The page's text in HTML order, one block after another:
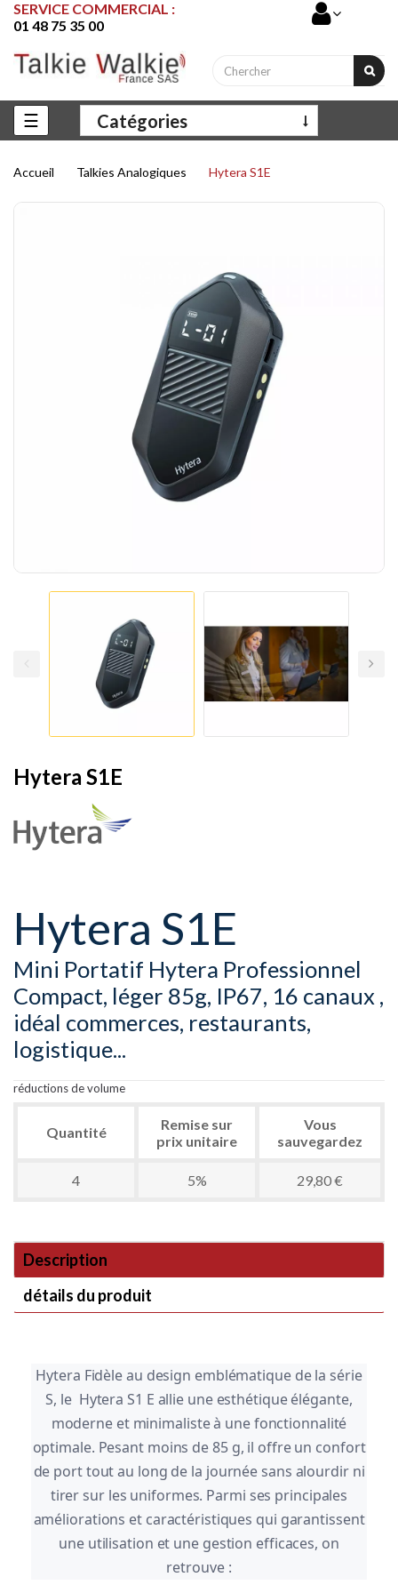
SERVICE COMMERCIAL :
01 48 75 35 00
Catégories
Basculer
la
☰
Accueil Talkies Analogiques Hytera S1E
Hytera S1E
Hytera S1E
Mini Portatif Hytera Professionnel
Compact, léger 85g, IP67, 16 canaux ,
idéal commerces, restaurants,
logistique...
réductions de volume
Quantité
Remise sur
prix unitaire
Vous
sauvegardez
4 5% 29,80 €
Description
détails du produit
Hytera Fidèle au design emblématique de la série
S, le Hytera S1 E allie une esthétique élégante,
moderne et minimaliste à une fonctionnalité
optimale. Pesant moins de 85 g, il offre un confort
de port tout au long de la journée sans alourdir ni
tirer sur les uniformes. Parmi ses principales
améliorations et caractéristiques qui garantissent
une utilisation et une gestion efficaces, on
retrouve :